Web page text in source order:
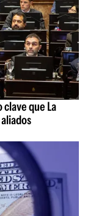
que La